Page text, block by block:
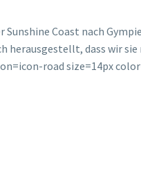
Coast nach
dass wir
road size=14px